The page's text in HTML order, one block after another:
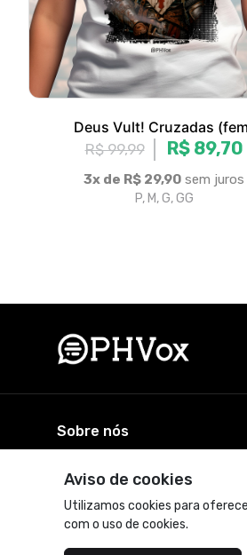
Deus Vult! Cruzadas
R$ 99,99
R$ 89,70
3x de R$ 29,90 sem juros
P, M, G, GG
Aviso de cookies
Utilizamos cookies para
com o uso de cookies.
Sobre nós